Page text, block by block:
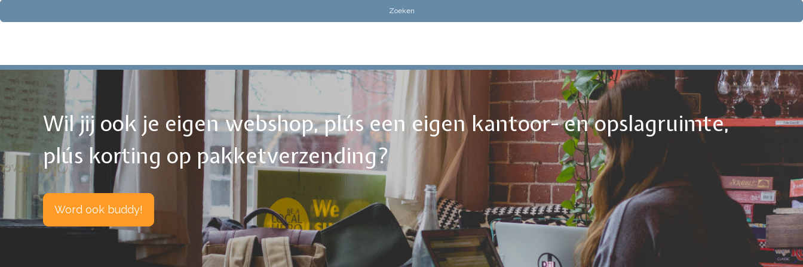
Wil jij ook je eigen webshop, plús een eigen kantoor- en opslagruimte,
plús korting op pakketverzending?
Word ook buddy!